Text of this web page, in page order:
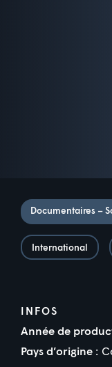
Documentaires –
International
INFOS
Année de
Pays d’origine :